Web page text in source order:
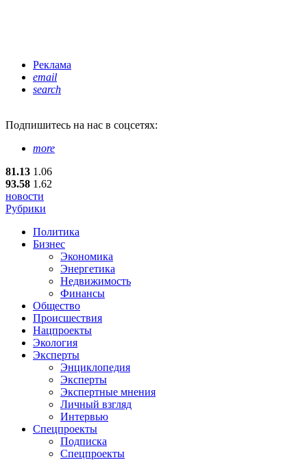
Реклама
email
search
Подпишитесь на нас в соцсетях:
more
81.13 1.06
93.58 1.62
новости
Рубрики
Политика
Бизнес
Экономика
Энергетика
Недвижимость
Финансы
Общество
Происшествия
Нацпроекты
Экология
Эксперты
Энциклопедия
Эксперты
Экспертные мнения
Личный взгляд
Интервью
Спецпроекты
Подписка
Спецпроекты